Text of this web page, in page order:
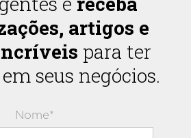
artigos e
para ter
seus negócios.
Nome*